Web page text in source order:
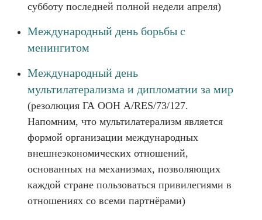
субботу последней полной недели апреля)
Международный день борьбы с
менингитом
Международный день
мультилатерализма и дипломатии за мир
(резолюция ГА ООН A/RES/73/127.
Напомним, что мультилатерализм является
формой организации международных
внешнеэкономических отношений,
основанных на механизмах, позволяющих
каждой стране пользоваться привилегиями в
отношениях со всеми партнёрами)